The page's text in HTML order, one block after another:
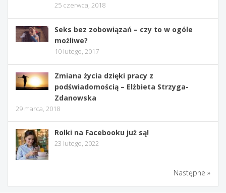
25 czerwca, 2018
Seks bez zobowiązań – czy to w ogóle
możliwe?
10 lutego, 2017
Zmiana życia dzięki pracy z
podświadomością – Elżbieta Strzyga-
Zdanowska
29 marca, 2018
Rolki na Facebooku już są!
23 lutego, 2022
Następne »